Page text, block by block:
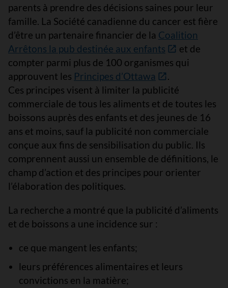
parents à prendre des décisions saines pour leur
famille. La Société canadienne du cancer est fière
d’être un partenaire financier de la Coalition
Arrêtons la pub destinée aux enfants
et de
compter parmi plus de 100 organismes qui
approuvent les Principes d’Ottawa
.
Ces principes visent à limiter la publicité
commerciale de tous les aliments et de toutes les
boissons auprès des enfants et des jeunes de 16
ans et moins, sauf la publicité non commerciale
conçue aux fins de sensibilisation du public. Ils
comprennent aussi un ensemble de définitions, le
champ d’action et des principes pour orienter
l’élaboration des politiques.
La recherche a montré que la publicité d’aliments
et de boissons a une incidence sur :
ce que mangent les enfants;
leurs préférences alimentaires et leurs
convictions en la matière;